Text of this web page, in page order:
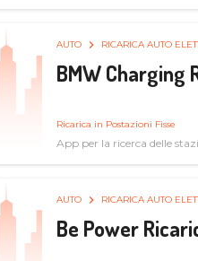
AUTO RICARICA AUTO
BMW Charging
Ricarica in Postazioni Fisse
App per la ricerca delle
AUTO RICARICA AUTO
Be Power